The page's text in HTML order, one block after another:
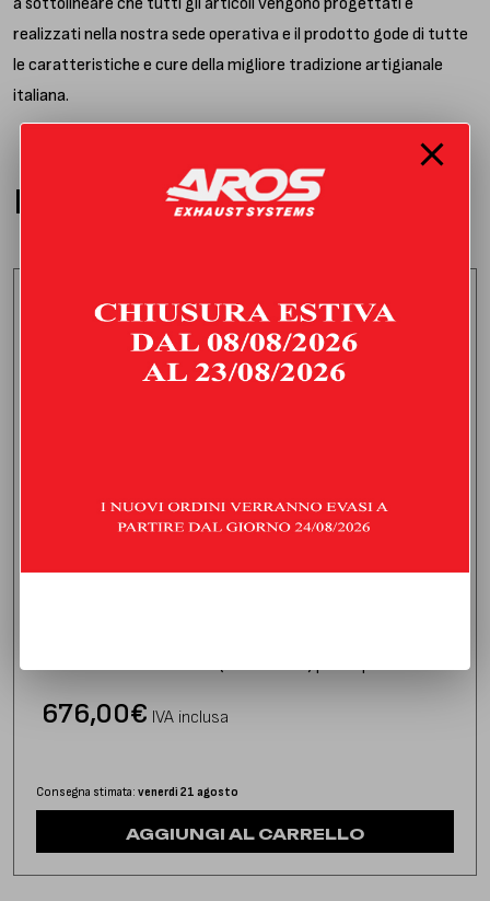
realizzati nella nostra sede operativa e il prodotto gode di tutte
le caratteristiche e cure della migliore tradizione artigianale
italiana.
PRODOTTI CORRELATI
€
676,00 IVA inclusa
Consegna stimata: venerdì 21 agosto
AGGIUNGI AL CARRELLO